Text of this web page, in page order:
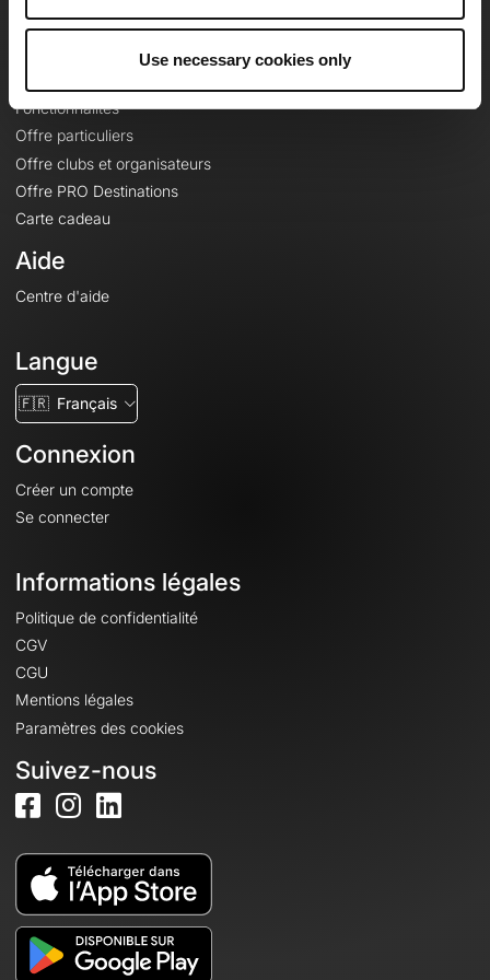
Use necessary cookies only
Fonctionnalités
Offre particuliers
Offre clubs et organisateurs
Offre PRO Destinations
Carte cadeau
Aide
Centre d'aide
Langue
🇫🇷 Français
Connexion
Créer un compte
Se connecter
Informations légales
Politique de confidentialité
CGV
CGU
Mentions légales
Paramètres des cookies
Suivez-nous